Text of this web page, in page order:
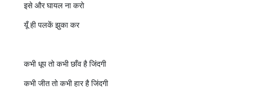
इसे और घायल ना करो
यूँ ही पलकें झुका कर
कभी धूप तो कभी छाँव है जिंदगी
कभी जीत तो कभी हार है जिंदगी